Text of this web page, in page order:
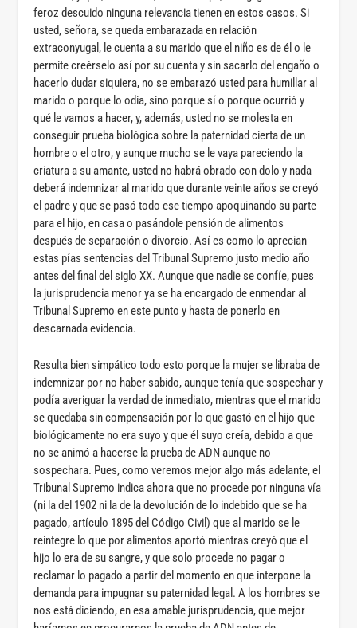
feroz descuido ninguna relevancia tienen en estos casos. Si
usted, señora, se queda embarazada en relación
extraconyugal, le cuenta a su marido que el niño es de él o le
permite creérselo así por su cuenta y sin sacarlo del engaño o
hacerlo dudar siquiera, no se embarazó usted para humillar al
marido o porque lo odia, sino porque sí o porque ocurrió y
qué le vamos a hacer, y, además, usted no se molesta en
conseguir prueba biológica sobre la paternidad cierta de un
hombre o el otro, y aunque mucho se le vaya pareciendo la
criatura a su amante, usted no habrá obrado con dolo y nada
deberá indemnizar al marido que durante veinte años se creyó
el padre y que se pasó todo ese tiempo apoquinando su parte
para el hijo, en casa o pasándole pensión de alimentos
después de separación o divorcio. Así es como lo aprecian
estas pías sentencias del Tribunal Supremo justo medio año
antes del final del siglo XX. Aunque que nadie se confíe, pues
la jurisprudencia menor ya se ha encargado de enmendar al
Tribunal Supremo en este punto y hasta de ponerlo en
descarnada evidencia.
Resulta bien simpático todo esto porque la mujer se libraba de
indemnizar por no haber sabido, aunque tenía que sospechar y
podía averiguar la verdad de inmediato, mientras que el marido
se quedaba sin compensación por lo que gastó en el hijo que
biológicamente no era suyo y que él suyo creía, debido a que
no se animó a hacerse la prueba de ADN aunque no
sospechara. Pues, como veremos mejor algo más adelante, el
Tribunal Supremo indica ahora que no procede por ninguna vía
(ni la del 1902 ni la de la devolución de lo indebido que se ha
pagado, artículo 1895 del Código Civil) que al marido se le
reintegre lo que por alimentos aportó mientras creyó que el
hijo lo era de su sangre, y que solo procede no pagar o
reclamar lo pagado a partir del momento en que interpone la
demanda para impugnar su paternidad legal. A los hombres se
nos está diciendo, en esa amable jurisprudencia, que mejor